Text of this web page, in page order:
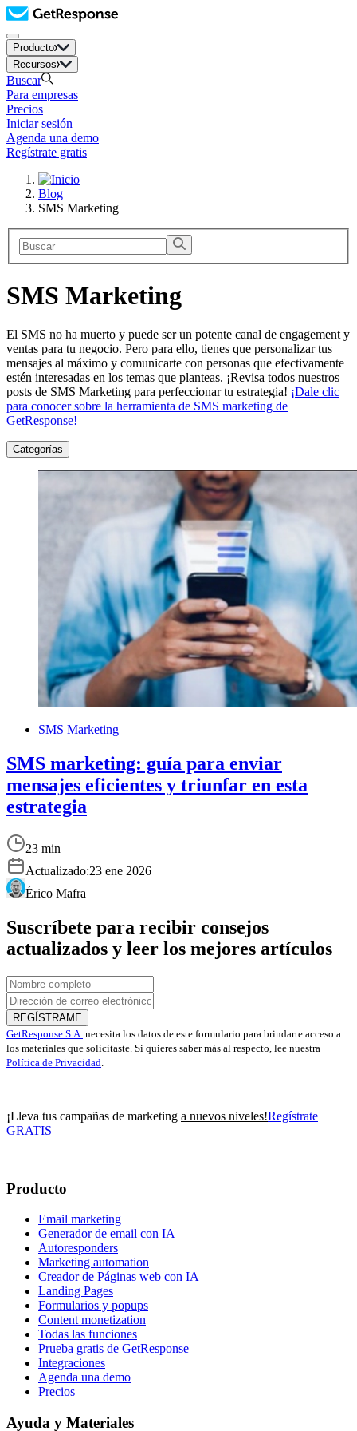
Producto
Recursos
Buscar
Para empresas
Precios
Iniciar sesión
Agenda una demo
Regístrate gratis
Blog
SMS Marketing
SMS Marketing
El SMS no ha muerto y puede ser un potente canal de engagement y
ventas para tu negocio. Pero para ello, tienes que personalizar tus
mensajes al máximo y comunicarte con personas que efectivamente
estén interesadas en los temas que planteas. ¡Revisa todos nuestros
posts de SMS Marketing para perfeccionar tu estrategia! ¡Dale clic
para conocer sobre la herramienta de SMS marketing de
GetResponse!
Categorías
SMS Marketing
SMS marketing: guía para enviar
mensajes eficientes y triunfar en esta
estrategia
23 min
Actualizado:23 ene 2026
Érico Mafra
Suscríbete para recibir consejos
actualizados y leer los mejores artículos
REGÍSTRAME
GetResponse S.A. necesita los datos de este formulario para brindarte acceso a
los materiales que solicitaste. Si quieres saber más al respecto, lee nuestra
Política de Privacidad
¡Lleva tus campañas de marketing a nuevos niveles!Regístrate
GRATIS
Producto
Email marketing
Generador de email con IA
Autoresponders
Marketing automation
Creador de Páginas web con IA
Landing Pages
Formularios y popups
Content monetization
Todas las funciones
Prueba gratis de GetResponse
Integraciones
Agenda una demo
Precios
Ayuda y Materiales